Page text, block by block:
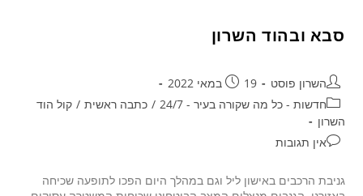
סבא ובהוד השרון
השרון פוסט
19 במאי 2022
חדשות - כל מה שקורה בעיר - 24/7
/ כתבה ראשית / קול הוד
השרון
אין תגובות
גניבת הרכבים באישון ליל וגם במהלך היום הפכו לתופעה שכיחה